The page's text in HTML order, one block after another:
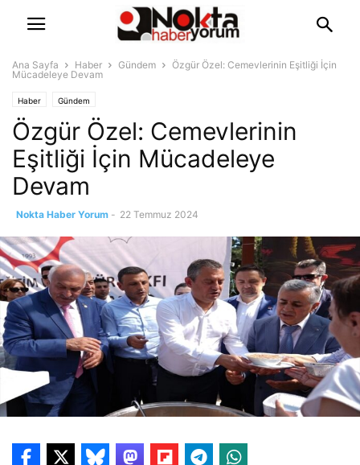
Ana Sayfa Haber Gündem
Özgür Özel: Cemevlerinin Eşitliği İçin
Mücadeleye Devam
Haber Gündem
Özgür Özel: Cemevlerinin
Eşitliği İçin Mücadeleye
Devam
Nokta Haber Yorum - 22 Temmuz 2024